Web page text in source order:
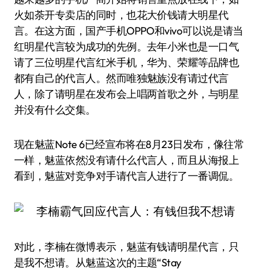
火如荼开专卖店的同时，也花大价钱请大明星代
言。在这方面，国产手机OPPO和vivo可以说是请当
红明星代言较为成功的先例。去年小米也是一口气
请了三位明星代言红米手机，华为、荣耀等品牌也
都有自己的代言人。然而唯独魅族没有请过代言
人，除了请明星在发布会上唱两首歌之外，与明星
并没有什么交集。
现在魅蓝Note 6已经宣布将在8月23日发布，像往常
一样，魅蓝依然没有请什么代言人，而且从海报上
看到，魅蓝对竞争对手请代言人进行了一番调侃。
对此，李楠在微博表示，魅蓝有钱请明星代言，只
是我不想请。从魅蓝这次的主题“Stay